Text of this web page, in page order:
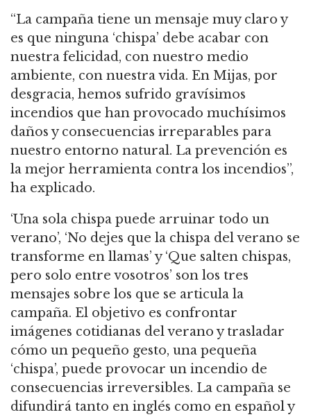
“La campaña tiene un mensaje muy claro y
es que ninguna ‘chispa’ debe acabar con
nuestra felicidad, con nuestro medio
ambiente, con nuestra vida. En Mijas, por
desgracia, hemos sufrido gravísimos
incendios que han provocado muchísimos
daños y consecuencias irreparables para
nuestro entorno natural. La prevención es
la mejor herramienta contra los incendios”,
ha explicado.
‘Una sola chispa puede arruinar todo un
verano’, ‘No dejes que la chispa del verano se
transforme en llamas’ y ‘Que salten chispas,
pero solo entre vosotros’ son los tres
mensajes sobre los que se articula la
campaña. El objetivo es confrontar
imágenes cotidianas del verano y trasladar
cómo un pequeño gesto, una pequeña
‘chispa’, puede provocar un incendio de
consecuencias irreversibles. La campaña se
difundirá tanto en inglés como en español y